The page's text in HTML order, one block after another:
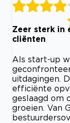
Zeer sterk in
cliënten
Als start-up
uitdagingen.
efficiënte
geslaagd om
groeien. Van